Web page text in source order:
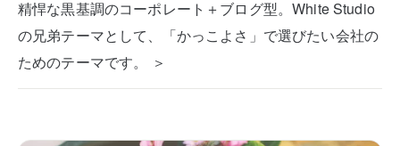
精悍な黒基調のコーポレート＋ブログ型。White Studio
の兄弟テーマとして、「かっこよさ」で選びたい会社の
ためのテーマです。 ＞